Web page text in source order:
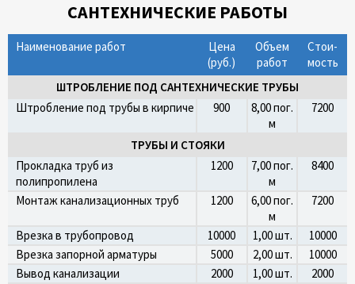
САНТЕХНИЧЕСКИЕ РАБОТЫ
Наименование работ
Цена
(руб.)
Объем
работ
Стои­
мость
ШТРОБЛЕНИЕ ПОД САНТЕХНИЧЕСКИЕ ТРУБЫ
Штробление под трубы в кирпиче
900
8,00 пог.
м
7200
ТРУБЫ И СТОЯКИ
Прокладка труб из
полипропилена
1200
7,00 пог.
м
8400
Монтаж канализационных труб 1200
6,00 пог.
м
7200
Врезка в трубопровод 10000 1,00 шт.
10000
Врезка запорной арматуры
5000 2,00 шт.
10000
Вывод канализации
2000 1,00 шт.
2000